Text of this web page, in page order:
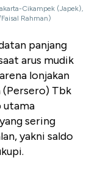
Cikampek (Japek),
Rahman)
panjang
arus mudik
lonjakan
(Persero) Tbk
utama
sering
yakni saldo